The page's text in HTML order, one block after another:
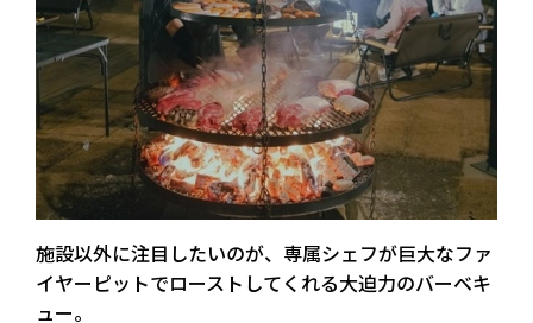
施設以外に注目したいのが、 専属シェフが巨大なファ
イヤーピットでローストしてくれる大迫力のバーベキ
ュー。